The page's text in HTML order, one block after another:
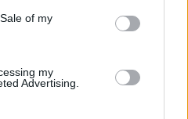
of my
my
Advertising.
az önkormányzati